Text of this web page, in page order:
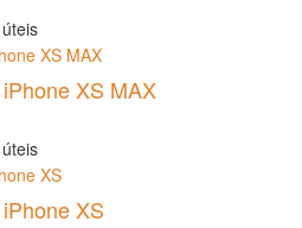
XS MAX
XS